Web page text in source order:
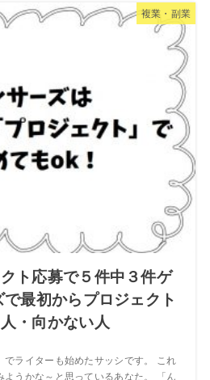
複業・副業
ト応募で５件中３件ゲ
最初からプロジェクト
・向かない人
でライターも始めたサッシです。 これ
ようかな～と思っているあなた。 「ん